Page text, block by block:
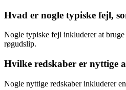
Hvad er nogle typiske fejl,
Nogle typiske fejl inkluderer at
røgudslip.
Hvilke redskaber er nyttige
Nogle nyttige redskaber inkluderer